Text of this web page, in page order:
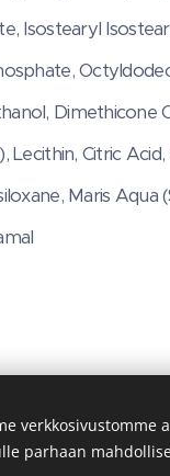
Isostearyl
Dimethicone
Lecithin, Citric
Maris Aqua
verkkosivustomme
parhaan